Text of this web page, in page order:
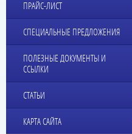
ПРАЙС-ЛИСТ
СПЕЦИАЛЬНЫЕ ПРЕДЛОЖЕНИЯ
ПОЛЕЗНЫЕ ДОКУМЕНТЫ И
ССЫЛКИ
СТАТЬИ
КАРТА САЙТА